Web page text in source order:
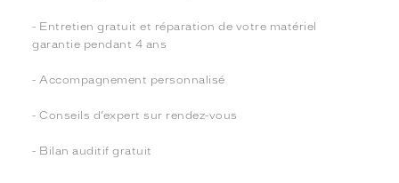
- Entretien gratuit et réparation de votre matériel
garantie pendant 4 ans
- Accompagnement personnalisé
- Conseils d’expert sur rendez-vous
- Bilan auditif gratuit